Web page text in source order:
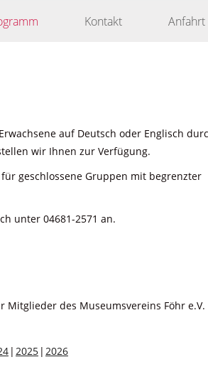
Kontakt Anfahrt
auf Deutsch oder Englisch
wir Ihnen zur Verfügung.
geschlossene Gruppen mit begrenzter
unter 04681-2571 an.
Mitglieder des Museumsvereins Föhr e.V.
2025 2026